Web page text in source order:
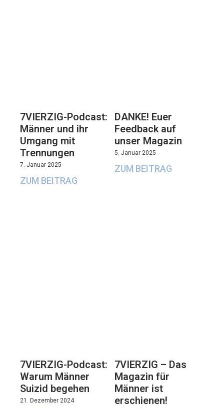
7VIERZIG-Podcast:
Männer und ihr
Umgang mit
Trennungen
7. Januar 2025
ZUM BEITRAG
DANKE! Euer
Feedback auf
unser Magazin
5. Januar 2025
ZUM BEITRAG
7VIERZIG-Podcast:
Warum Männer
Suizid begehen
21. Dezember 2024
7VIERZIG – Das
Magazin für
Männer ist
erschienen!